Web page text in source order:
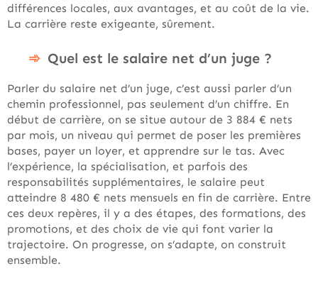
différences locales, aux avantages, et au coût de la vie.
La carrière reste exigeante, sûrement.
Quel est le salaire net d’un juge ?
Parler du salaire net d’un juge, c’est aussi parler d’un
chemin professionnel, pas seulement d’un chiffre. En
début de carrière, on se situe autour de 3 884 € nets
par mois, un niveau qui permet de poser les premières
bases, payer un loyer, et apprendre sur le tas. Avec
l’expérience, la spécialisation, et parfois des
responsabilités supplémentaires, le salaire peut
atteindre 8 480 € nets mensuels en fin de carrière. Entre
ces deux repères, il y a des étapes, des formations, des
promotions, et des choix de vie qui font varier la
trajectoire. On progresse, on s’adapte, on construit
ensemble.